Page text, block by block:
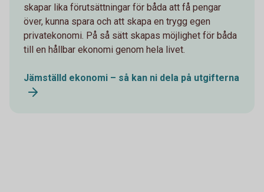
skapar lika förutsättningar för båda att få pengar
över, kunna spara och att skapa en trygg egen
privatekonomi. På så sätt skapas möjlighet för båda
till en hållbar ekonomi genom hela livet.
Jämställd ekonomi – så kan ni dela på utgifterna